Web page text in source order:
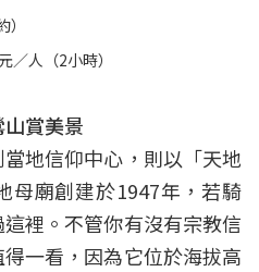
／人（2小時）
賞美景
地信仰中心，則以「天地
母廟創建於1947年，若騎
裡。不管你有沒有宗教信
一看，因為它位於海拔高